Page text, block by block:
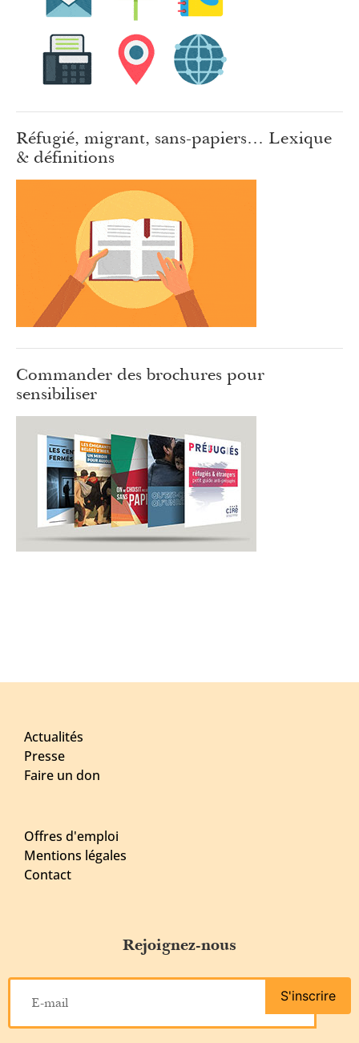
Réfugié, migrant, sans-papiers… Lexique
& définitions
Commander des brochures pour
sensibiliser
Actualités
Presse
Faire un don
Offres d'emploi
Mentions légales
Contact
Rejoignez-nous
S'inscrire